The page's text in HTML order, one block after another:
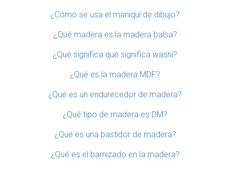
¿Cómo se usa el maniquí de dibujo?
¿Qué madera es la madera balsa?
¿Qué significa qué significa washi?
¿Qué es la madera MDF?
¿Qué es un endurecedor de madera?
¿Qué tipo de madera es DM?
¿Qué es una bastidor de madera?
¿Qué es el barnizado en la madera?